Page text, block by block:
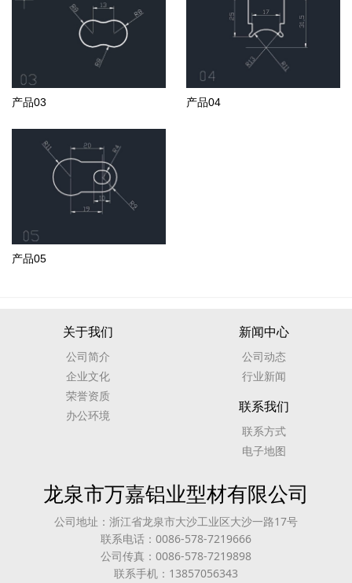
产品03 产品04
产品05
关于我们
公司简介
企业文化
荣誉资质
办公环境
新闻中心
公司动态
行业新闻
联系我们
联系方式
电子地图
龙泉市万嘉铝业型材有限公司
公司地址：浙江省龙泉市大沙工业区大沙一路17号
联系电话：0086-578-7219666
公司传真：0086-578-7219898
联系手机：13857056343